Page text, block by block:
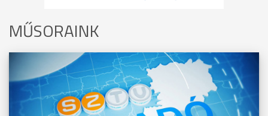
MŰSORAINK